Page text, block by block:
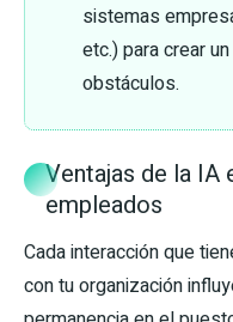
sistemas
etc.) para crear
obstáculos.
Ventajas de la IA
empleados
Cada interacción que
con tu organización